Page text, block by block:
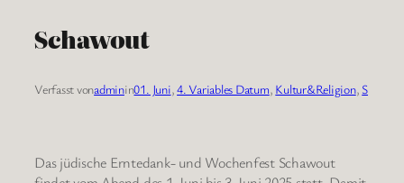
Schawout
Verfasst vonadminin01. Juni, 4. Variables Datum, Kultur&Religion, S
Das jüdische Erntedank- und Wochenfest Schawout